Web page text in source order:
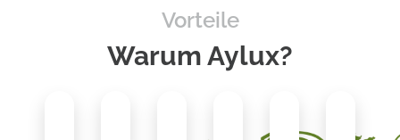
Vorteile
Warum Aylux?